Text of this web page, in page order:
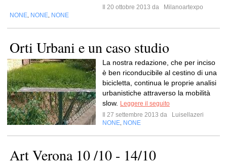
Il 20 ottobre 2013 da
Milanoartexpo
NONE NONE NONE
Orti Urbani e un caso studio
La nostra redazione, che per inciso
è ben riconducibile al cestino di una
bicicletta, continua le proprie analisi
urbanistiche attraverso la mobilità
slow.
Leggere il seguito
Il 27 settembre 2013 da
Luisellazeri
NONE NONE
Art Verona 10 /10 - 14/10